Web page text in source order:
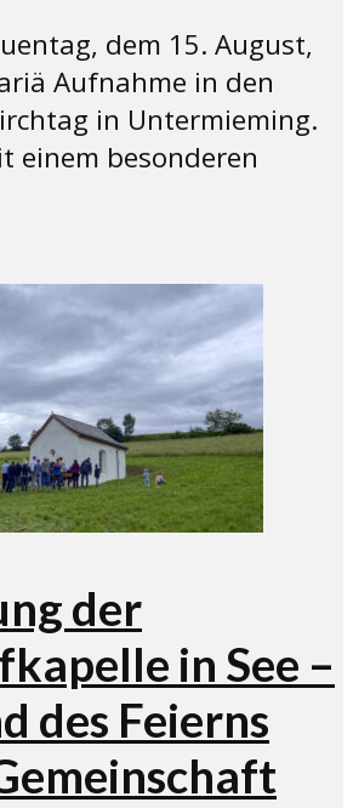
dem 15. August,
Aufnahme in den
in Untermieming.
einem besonderen
der
in See –
des Feierns